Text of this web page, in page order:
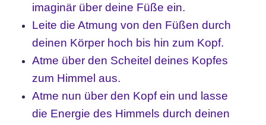
imaginär über deine Füße ein.
Leite die Atmung von den Füßen durch
deinen Körper hoch bis hin zum Kopf.
Atme über den Scheitel deines Kopfes
zum Himmel aus.
Atme nun über den Kopf ein und lasse
die Energie des Himmels durch deinen